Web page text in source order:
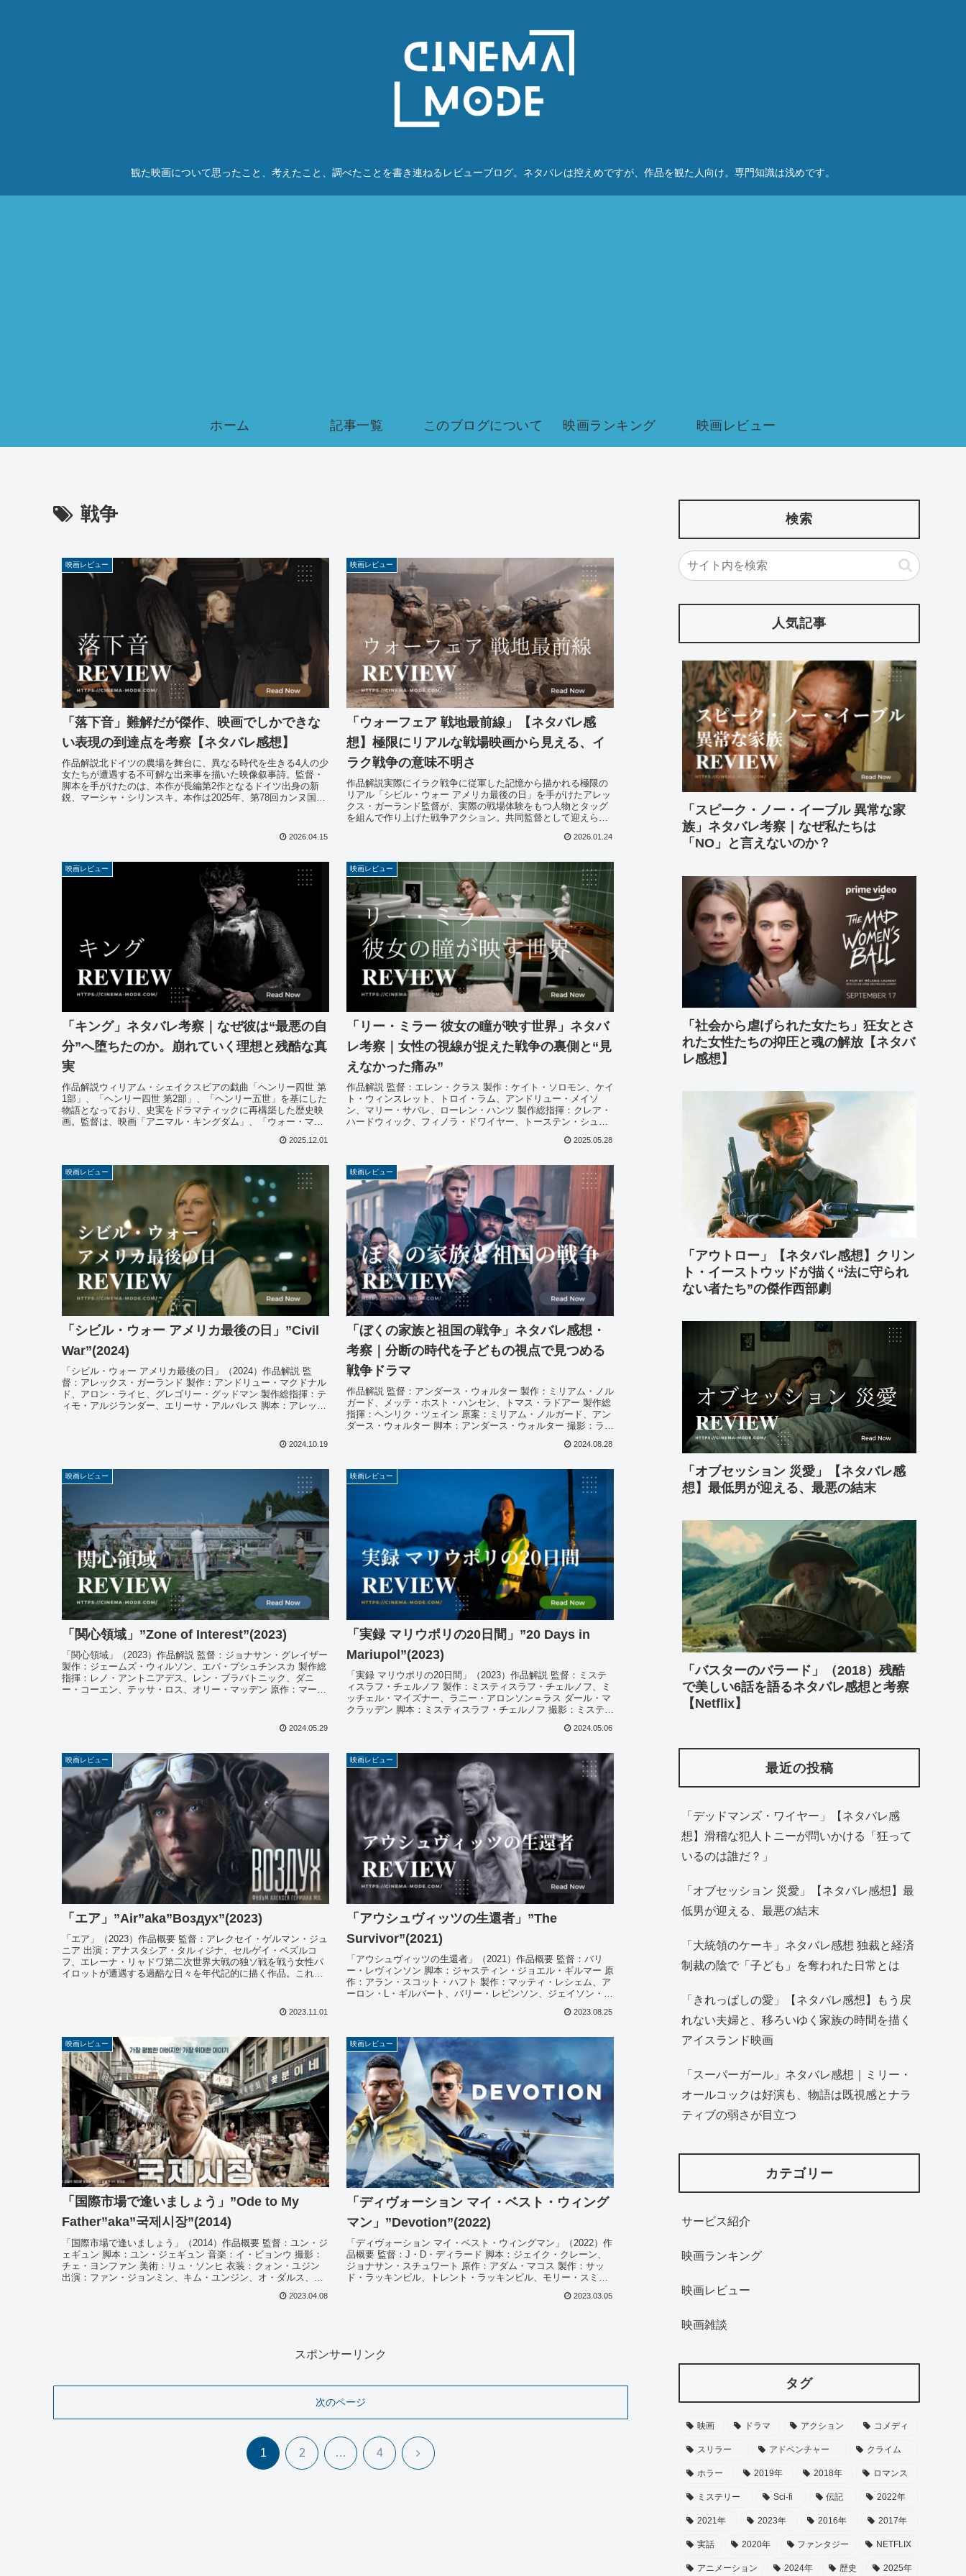
観た映画について思ったこと、考えたこと、調べたことを書き連ねるレビューブログ。ネタバレは控えめですが、作品を観た人向け。専門知識は浅めです。
ホーム 記事一覧 このブログについて 映画ランキング 映画レビュー
戦争
映画レビュー
「落下音」難解だが傑作、映画でしかできな
い表現の到達点を考察【ネタバレ感想】
作品解説北ドイツの農場を舞台に、異なる時代を生きる4人の少
女たちが遭遇する不可解な出来事を描いた映像叙事詩。監督・
脚本を手がけたのは、本作が長編第2作となるドイツ出身の新
鋭、マーシャ・シリンスキ。本作は2025年、第78回カンヌ国際
2026.04.15
映画レビュー
「ウォーフェア 戦地最前線」【ネタバレ感
想】極限にリアルな戦場映画から見える、イ
ラク戦争の意味不明さ
作品解説実際にイラク戦争に従軍した記憶から描かれる極限の
リアル「シビル・ウォー アメリカ最後の日」を手がけたアレッ
クス・ガーランド監督が、実際の戦場体験をもつ人物とタッグ
を組んで作り上げた戦争アクション。共同監督として迎えられ
2026.01.24
映画レビュー
「キング」ネタバレ考察｜なぜ彼は“最悪の自
分”へ堕ちたのか。崩れていく理想と残酷な真
実
作品解説ウィリアム・シェイクスピアの戯曲「ヘンリー四世 第
1部」、「ヘンリー四世 第2部」、「ヘンリー五世」を基にした
物語となっており、史実をドラマティックに再構築した歴史映
画。監督は、映画「アニマル・キングダム」、「ウォー・マシ
2025.12.01
映画レビュー
「リー・ミラー 彼女の瞳が映す世界」ネタバ
レ考察｜女性の視線が捉えた戦争の裏側と“見
えなかった痛み”
作品解説 監督：エレン・クラス 製作：ケイト・ソロモン、ケイ
ト・ウィンスレット、トロイ・ラム、アンドリュー・メイソ
ン、マリー・サバレ、ローレン・ハンツ 製作総指揮：クレア・
ハードウィック、フィノラ・ドワイヤー、トーステン・シュー
2025.05.28
映画レビュー
「シビル・ウォー アメリカ最後の日」”Civil
War”(2024)
「シビル・ウォー アメリカ最後の日」（2024）作品解説 監
督：アレックス・ガーランド 製作：アンドリュー・マクドナル
ド、アロン・ライヒ、グレゴリー・グッドマン 製作総指揮：テ
ィモ・アルジランダー、エリーサ・アルバレス 脚本：アレック
2024.10.19
映画レビュー
「ぼくの家族と祖国の戦争」ネタバレ感想・
考察｜分断の時代を子どもの視点で見つめる
戦争ドラマ
作品解説 監督：アンダース・ウォルター 製作：ミリアム・ノル
ガード、メッテ・ホスト・ハンセン、トマス・ラドアー 製作総
指揮：ヘンリク・ツェイン 原案：ミリアム・ノルガード、アン
ダース・ウォルター 脚本：アンダース・ウォルター 撮影：ラス
2024.08.28
映画レビュー
「関心領域」”Zone of Interest”(2023)
「関心領域」（2023）作品解説 監督：ジョナサン・グレイザー
製作：ジェームズ・ウィルソン、エバ・プシュチンスカ 製作総
指揮：レノ・アントニアデス、レン・ブラバトニック、ダニ
ー・コーエン、テッサ・ロス、オリー・マッデン 原作：マーテ
2024.05.29
映画レビュー
「実録 マリウポリの20日間」”20 Days in
Mariupol”(2023)
「実録 マリウポリの20日間」（2023）作品解説 監督：ミステ
ィスラフ・チェルノフ 製作：ミスティスラフ・チェルノフ、ミ
ッチェル・マイズナー、ラニー・アロンソン＝ラス ダール・マ
クラッデン 脚本：ミスティスラフ・チェルノフ 撮影：ミステ
2024.05.06
映画レビュー
「エア」”Air”aka”Воздух”(2023)
「エア」（2023）作品概要 監督：アレクセイ・ゲルマン・ジュ
ニア 出演：アナスタシア・タルィジナ、セルゲイ・ベズルコ
フ、エレーナ・リャドワ第二次世界大戦の独ソ戦を戦う女性パ
イロットが遭遇する過酷な日々を年代記的に描く作品。これま
2023.11.01
映画レビュー
「アウシュヴィッツの生還者」”The
Survivor”(2021)
「アウシュヴィッツの生還者」（2021）作品概要 監督：バリ
ー・レヴィンソン 脚本：ジャスティン・ジョエル・ギルマー 原
作：アラン・スコット・ハフト 製作：マッティ・レシェム、ア
ーロン・L・ギルバート、バリー・レビンソン、ジェイソン・ソ
2023.08.25
映画レビュー
「国際市場で逢いましょう」”Ode to My
Father”aka”국제시장”(2014)
「国際市場で逢いましょう」（2014）作品概要 監督：ユン・ジ
ェギュン 脚本：ユン・ジェギュン 音楽：イ・ビョンウ 撮影：
チェ・ヨンファン 美術：リュ・ソンヒ 衣装：クォン・ユジン
出演：ファン・ジョンミン、キム・ユンジン、オ・ダルス、キ
2023.04.08
映画レビュー
「ディヴォーション マイ・ベスト・ウィング
マン」”Devotion”(2022)
「ディヴォーション マイ・ベスト・ウィングマン」（2022）作
品概要 監督：J・D・ディラード 脚本：ジェイク・クレーン、
ジョナサン・スチュワート 原作：アダム・マコス 製作：サッ
ド・ラッキンビル、トレント・ラッキンビル、モリー・スミ
2023.03.05
スポンサーリンク
次のページ
1 2 … 4 次
検索
人気記事
「スピーク・ノー・イーブル 異常な家
族」ネタバレ考察｜なぜ私たちは
「NO」と言えないのか？
「社会から虐げられた女たち」狂女とさ
れた女性たちの抑圧と魂の解放【ネタバ
レ感想】
「アウトロー」【ネタバレ感想】クリン
ト・イーストウッドが描く“法に守られ
ない者たち”の傑作西部劇
「オブセッション 災愛」【ネタバレ感
想】最低男が迎える、最悪の結末
「バスターのバラード」（2018）残酷
で美しい6話を語るネタバレ感想と考察
【Netflix】
最近の投稿
「デッドマンズ・ワイヤー」【ネタバレ感
想】滑稽な犯人トニーが問いかける「狂って
いるのは誰だ？」
「オブセッション 災愛」【ネタバレ感想】最
低男が迎える、最悪の結末
「大統領のケーキ」ネタバレ感想 独裁と経済
制裁の陰で「子ども」を奪われた日常とは
「きれっぱしの愛」【ネタバレ感想】もう戻
れない夫婦と、移ろいゆく家族の時間を描く
アイスランド映画
「スーパーガール」ネタバレ感想｜ミリー・
オールコックは好演も、物語は既視感とナラ
ティブの弱さが目立つ
カテゴリー
サービス紹介
映画ランキング
映画レビュー
映画雑談
タグ
映画 ドラマ アクション コメディ
スリラー アドベンチャー クライム
ホラー 2019年 2018年 ロマンス
ミステリー Sci-fi 伝記 2022年
2021年 2023年 2016年 2017年
実話 2020年 ファンタジー NETFLIX
アニメーション 2024年 歴史 2025年